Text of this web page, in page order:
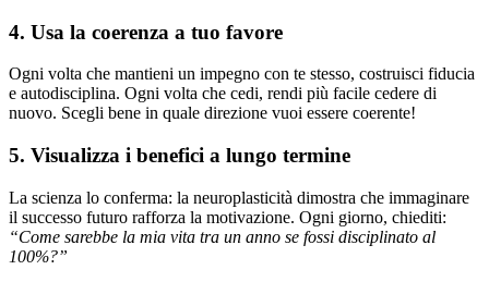
4. Usa la coerenza a tuo favore
Ogni volta che mantieni un impegno con te stesso, costruisci fiducia
e autodisciplina. Ogni volta che cedi, rendi più facile cedere di
nuovo. Scegli bene in quale direzione vuoi essere coerente!
5. Visualizza i benefici a lungo termine
La scienza lo conferma: la neuroplasticità dimostra che immaginare
il successo futuro rafforza la motivazione. Ogni giorno, chiediti:
“Come sarebbe la mia vita tra un anno se fossi disciplinato al
100%?”